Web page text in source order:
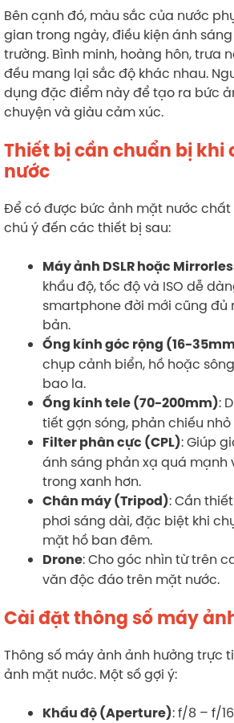
Bên cạnh đó, màu sắc của nước
gian trong ngày, điều kiện ánh
trường. Bình minh, hoàng hôn, trưa
đều mang lại sắc độ khác nhau.
dụng đặc điểm này để tạo ra bức
chuyện và giàu cảm xúc.
Thiết bị cần chuẩn bị khi
nước
Để có được bức ảnh mặt nước chất
chú ý đến các thiết bị sau:
Máy ảnh DSLR hoặc
khẩu độ, tốc độ và ISO dễ
smartphone đời mới cũng đủ
bản.
Ống kính góc rộng (16-
chụp cảnh biển, hồ hoặc
bao la.
Ống kính tele (70-200mm):
tiết gợn sóng, phản chiếu
Filter phân cực (CPL): Giúp
ánh sáng phản xạ quá mạnh
trong xanh hơn.
Chân máy (Tripod): Cần
phơi sáng dài, đặc biệt khi
mặt hồ ban đêm.
Drone: Cho góc nhìn từ trên
văn độc đáo trên mặt nước.
Cài đặt thông số máy
Thông số máy ảnh ảnh hưởng trực
ảnh mặt nước. Một số gợi ý:
Khẩu độ (Aperture): f/8 – f/